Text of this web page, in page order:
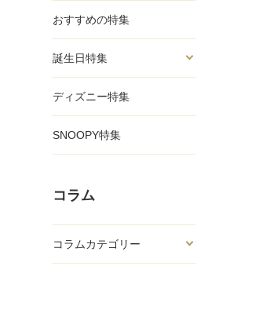
おすすめの特集
誕生日特集
ディズニー特集
SNOOPY特集
コラム
コラムカテゴリー